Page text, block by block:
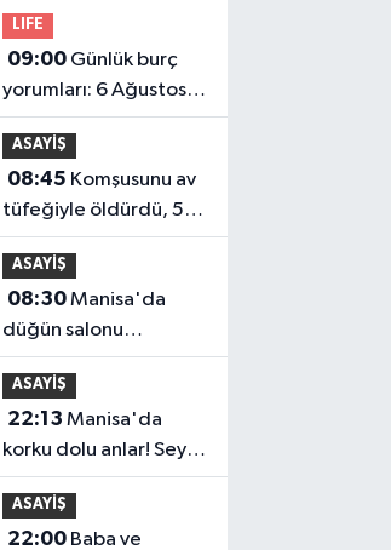
LIFE
09:00
yorumları: 6 Ağustos
2026 Perşembe
ASAYİŞ
08:45
tüfeğiyle öldürdü, 5
yaşındaki çocuğu
yaraladı
ASAYİŞ
08:30Manisa'da
düğün salonu
görünümlü
kumarhaneye baskın
ASAYİŞ
22:13 Manisa'da
korku dolu anlar! Seyir
halindeki otomobil
alev aldı!
ASAYİŞ
22:00